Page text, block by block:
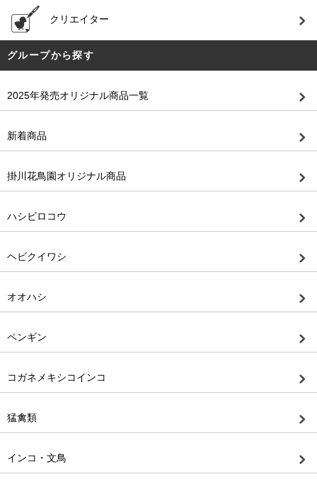
クリエイター
グループから探す
2025年発売オリジナル商品一覧
新着商品
掛川花鳥園オリジナル商品
ハシビロコウ
ヘビクイワシ
オオハシ
ペンギン
コガネメキシコインコ
猛禽類
インコ・文鳥